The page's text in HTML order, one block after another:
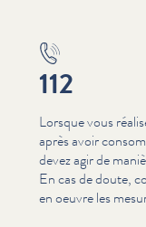
112
Lorsque vous
après avoir
devez agir de
En cas de doute,
en oeuvre les